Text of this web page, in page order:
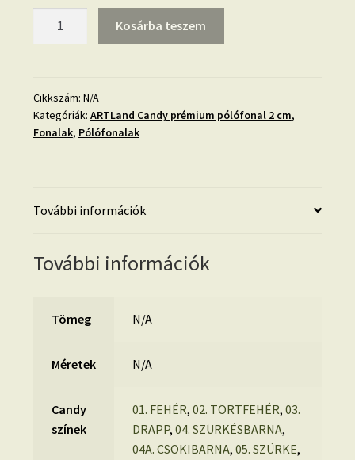
2
cm
mennyiség
Kosárba teszem
Cikkszám: N/A
Kategóriák: ARTLand Candy prémium pólófonal 2 cm,
Fonalak, Pólófonalak
További információk
További információk
Tömeg N/A
Méretek N/A
Candy
színek
01. FEHÉR, 02. TÖRTFEHÉR, 03.
DRAPP, 04. SZÜRKÉSBARNA,
04A. CSOKIBARNA, 05. SZÜRKE,